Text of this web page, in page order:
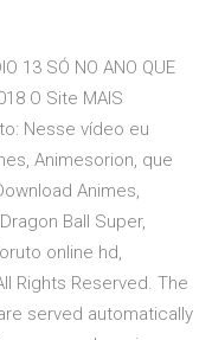
13 SÓ NO ANO QUE
O Site MAIS
Nesse vídeo eu
Animesorion, que
Animes,
Ball Super,
online hd,
Rights Reserved. The
served automatically